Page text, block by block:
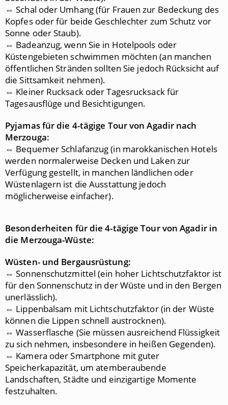
⇔ Schal oder Umhang (für Frauen zur Bedeckung des
Kopfes oder für beide Geschlechter zum Schutz vor
Sonne oder Staub).
⇔ Badeanzug, wenn Sie in Hotelpools oder
Küstengebieten schwimmen möchten (an manchen
öffentlichen Stränden sollten Sie jedoch Rücksicht auf
die Sittsamkeit nehmen).
⇔ Kleiner Rucksack oder Tagesrucksack für
Tagesausflüge und Besichtigungen.
Pyjamas für die 4-tägige Tour von Agadir nach
Merzouga:
⇔ Bequemer Schlafanzug (in marokkanischen Hotels
werden normalerweise Decken und Laken zur
Verfügung gestellt, in manchen ländlichen oder
Wüstenlagern ist die Ausstattung jedoch
möglicherweise einfacher).
Besonderheiten für die 4-tägige Tour von Agadir in
die Merzouga-Wüste:
Wüsten- und Bergausrüstung:
⇔ Sonnenschutzmittel (ein hoher Lichtschutzfaktor ist
für den Sonnenschutz in der Wüste und in den Bergen
unerlässlich).
⇔ Lippenbalsam mit Lichtschutzfaktor (in der Wüste
können die Lippen schnell austrocknen).
⇔ Wasserflasche (Sie müssen ausreichend Flüssigkeit
zu sich nehmen, insbesondere in heißen Gegenden).
⇔ Kamera oder Smartphone mit guter
Speicherkapazität, um atemberaubende
Landschaften, Städte und einzigartige Momente
festzuhalten.